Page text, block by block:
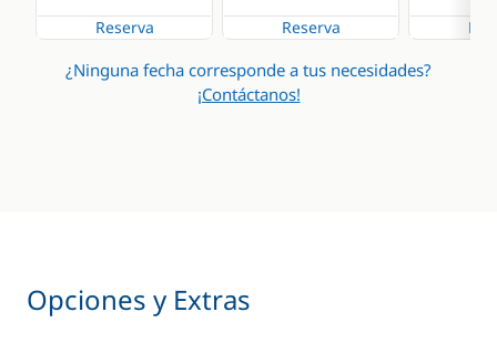
Reserva Reserva
¿Ninguna fecha corresponde a tus necesidades?
¡Contáctanos!
Opciones y Extras